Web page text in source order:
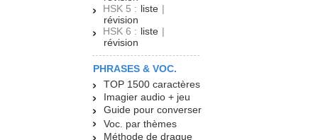
HSK 5 : liste |
révision
HSK 6 : liste |
révision
PHRASES & VOC.
TOP 1500 caractères
Imagier audio + jeu
Guide pour converser
Voc. par thèmes
Méthode de drague